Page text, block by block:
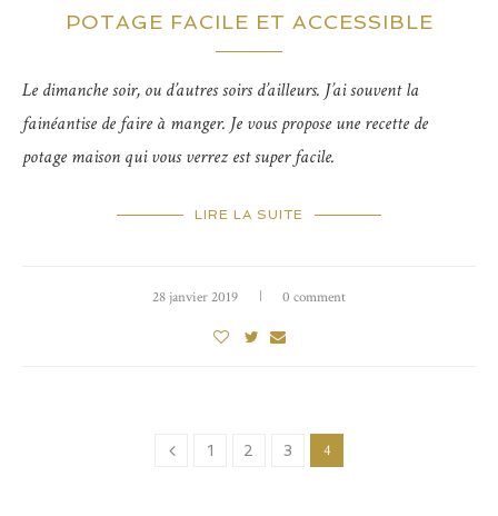
POTAGE FACILE ET ACCESSIBLE
Le dimanche soir, ou d’autres soirs d’ailleurs. J’ai souvent la
fainéantise de faire à manger. Je vous propose une recette de
potage maison qui vous verrez est super facile.
LIRE LA SUITE
28 janvier 2019 0 comment
1 2 3 4